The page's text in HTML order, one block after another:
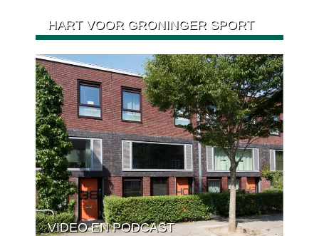
HART VOOR GRONINGER SPORT
VIDEO EN PODCAST